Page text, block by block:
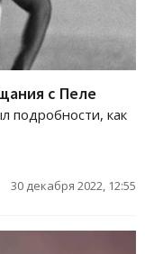
с Пеле
подробности, как
30 декабря 2022, 12:55